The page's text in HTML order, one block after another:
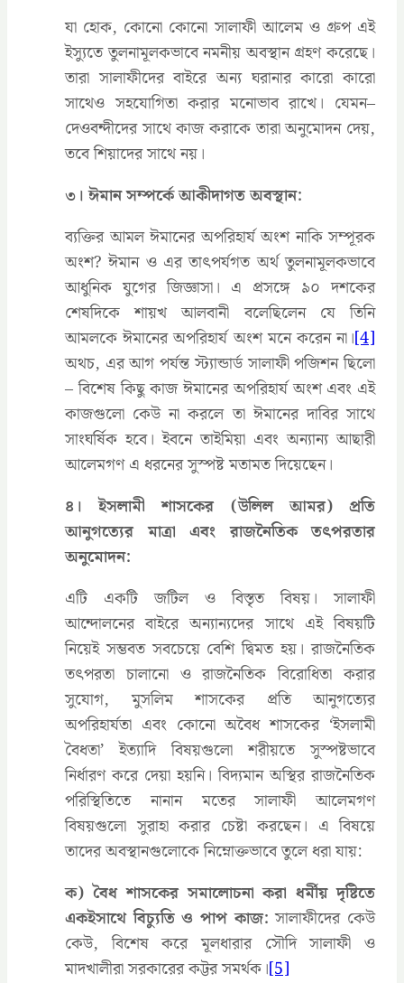
যা হোক, কোনো কোনো সালাফী আলেম ও গ্রুপ এই
ইস্যুতে তুলনামূলকভাবে নমনীয় অবস্থান গ্রহণ করেছে।
তারা সালাফীদের বাইরে অন্য ঘরানার কারো কারো
সাথেও সহযোগিতা করার মনোভাব রাখে। যেমন–
দেওবন্দীদের সাথে কাজ করাকে তারা অনুমোদন দেয়,
তবে শিয়াদের সাথে নয়।
৩। ঈমান সম্পর্কে আকীদাগত অবস্থান:
ব্যক্তির আমল ঈমানের অপরিহার্য অংশ নাকি সম্পূরক
অংশ? ঈমান ও এর তাৎপর্যগত অর্থ তুলনামূলকভাবে
আধুনিক যুগের জিজ্ঞাসা। এ প্রসঙ্গে ৯০ দশকের
শেষদিকে শায়খ আলবানী বলেছিলেন যে তিনি
আমলকে ঈমানের অপরিহার্য অংশ মনে করেন না।[4]
অথচ, এর আগ পর্যন্ত স্ট্যান্ডার্ড সালাফী পজিশন ছিলো
– বিশেষ কিছু কাজ ঈমানের অপরিহার্য অংশ এবং এই
কাজগুলো কেউ না করলে তা ঈমানের দাবির সাথে
সাংঘর্ষিক হবে। ইবনে তাইমিয়া এবং অন্যান্য আছারী
আলেমগণ এ ধরনের সুস্পষ্ট মতামত দিয়েছেন।
৪। ইসলামী শাসকের (উলিল আমর) প্রতি
আনুগত্যের মাত্রা এবং রাজনৈতিক তৎপরতার
অনুমোদন:
এটি একটি জটিল ও বিস্তৃত বিষয়। সালাফী
আন্দোলনের বাইরে অন্যান্যদের সাথে এই বিষয়টি
নিয়েই সম্ভবত সবচেয়ে বেশি দ্বিমত হয়। রাজনৈতিক
তৎপরতা চালানো ও রাজনৈতিক বিরোধিতা করার
সুযোগ, মুসলিম শাসকের প্রতি আনুগত্যের
অপরিহার্যতা এবং কোনো অবৈধ শাসকের ‘ইসলামী
বৈধতা’ ইত্যাদি বিষয়গুলো শরীয়তে সুস্পষ্টভাবে
নির্ধারণ করে দেয়া হয়নি। বিদ্যমান অস্থির রাজনৈতিক
পরিস্থিতিতে নানান মতের সালাফী আলেমগণ
বিষয়গুলো সুরাহা করার চেষ্টা করছেন। এ বিষয়ে
তাদের অবস্থানগুলোকে নিম্নোক্তভাবে তুলে ধরা যায়:
ক) বৈধ শাসকের সমালোচনা করা ধর্মীয় দৃষ্টিতে
একইসাথে বিচ্যুতি ও পাপ কাজ: সালাফীদের কেউ
কেউ, বিশেষ করে মূলধারার সৌদি সালাফী ও
মাদখালীরা সরকারের কট্টর সমর্থক।[5]